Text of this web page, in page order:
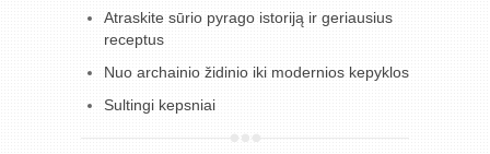
Atraskite sūrio pyrago istoriją ir geriausius
receptus
Nuo archainio židinio iki modernios kepyklos
Sultingi kepsniai